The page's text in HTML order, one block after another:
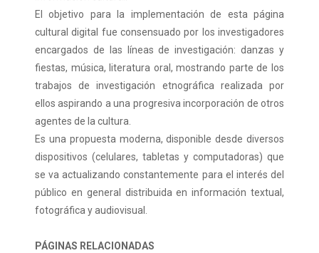
El objetivo para la implementación de esta página
cultural digital fue consensuado por los investigadores
encargados de las líneas de investigación: danzas y
fiestas, música, literatura oral, mostrando parte de los
trabajos de investigación etnográfica realizada por
ellos aspirando a una progresiva incorporación de otros
agentes de la cultura.
Es una propuesta moderna, disponible desde diversos
dispositivos (celulares, tabletas y computadoras) que
se va actualizando constantemente para el interés del
público en general distribuida en información textual,
fotográfica y audiovisual.
PÁGINAS RELACIONADAS